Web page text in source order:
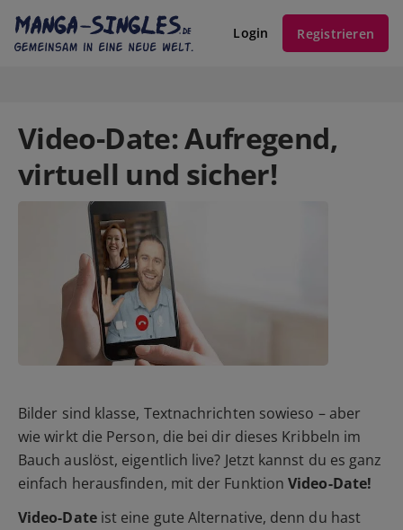
Login Registrieren
Video-Date: Aufregend,
virtuell und sicher!
Bilder sind klasse, Textnachrichten sowieso – aber
wie wirkt die Person, die bei dir dieses Kribbeln im
Bauch auslöst, eigentlich live? Jetzt kannst du es ganz
einfach herausfinden, mit der FunktionVideo-Date!
Video-Dateist eine gute Alternative, denn du hast